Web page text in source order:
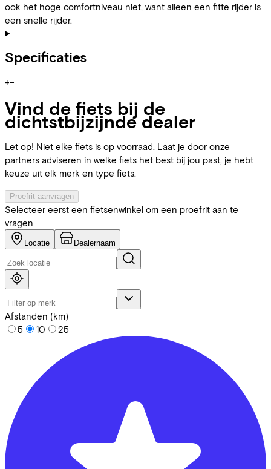
ook het hoge comfortniveau niet, want alleen een fitte rijder is
een snelle rijder.
Specificaties
+−
Vind de fiets bij de
dichtstbijzijnde dealer
Let op! Niet elke fiets is op voorraad. Laat je door onze
partners adviseren in welke fiets het best bij jou past, je hebt
keuze uit elk merk en type fiets.
Proefrit aanvragen
Selecteer eerst een fietsenwinkel om een proefrit aan te
vragen
Locatie Dealernaam
Afstanden (km)
5
10 25